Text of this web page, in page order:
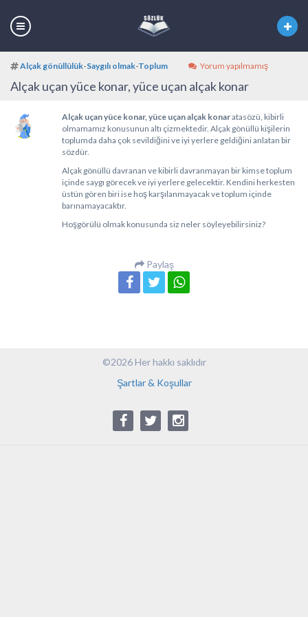
Alçak gönüllülük-Saygılı olmak-Toplum Yorum yapılmamış
Alçak uçan yüce konar, yüce uçan alçak konar
Alçak uçan yüce konar, yüce uçan alçak konaratasözü, kibirli
olmamamız konusunun altı çizmektedir. Alçak gönüllü kişilerin
toplumda daha çok sevildiğini ve iyi yerlere geldiğini anlatan bir
sözdür.
Alçak gönüllü davranan ve kibirli davranmayan bir kimse toplum
içinde saygı görecek ve iyi yerlere gelecektir. Kendini herkesten
üstün gören biri ise hoş karşılanmayacak ve toplum içinde
barınamayacaktır.
Hoşgörülü olmak konusunda siz neler söyleyebilirsiniz?
Paylaş
©2026 Her hakkı saklıdır
Şartlar & Koşullar